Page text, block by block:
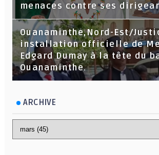
menaces contre ses
Ouanaminthe,Nord-Est/
installation officielle de Me
Edgard Dumay à la tête du
Ouanaminthe.
ARCHIVE